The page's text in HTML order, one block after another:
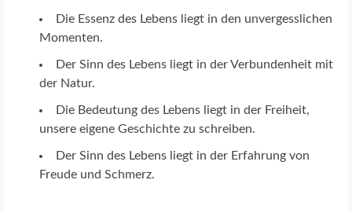
Die Essenz des Lebens liegt in den unvergesslichen
Momenten.
Der Sinn des Lebens liegt in der Verbundenheit mit
der Natur.
Die Bedeutung des Lebens liegt in der Freiheit,
unsere eigene Geschichte zu schreiben.
Der Sinn des Lebens liegt in der Erfahrung von
Freude und Schmerz.